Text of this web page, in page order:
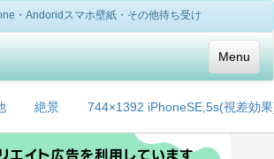
・Andoridスマホ壁紙・その他待ち受け
Menu
絶景 744×1392 iPhoneSE,5s(視差効